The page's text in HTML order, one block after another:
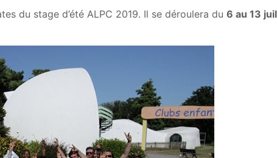
du stage d’été ALPC 2019. Il se déroulera du 6 au 13